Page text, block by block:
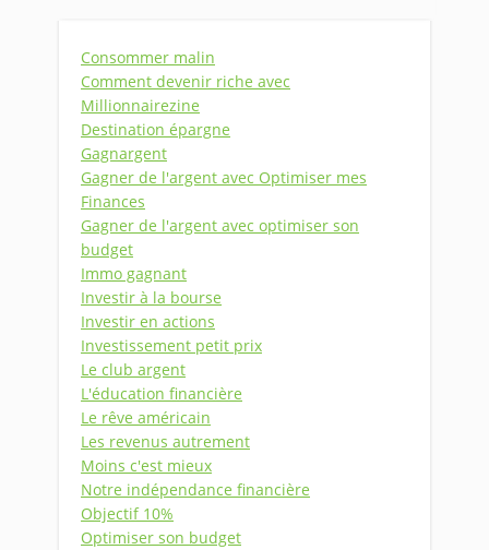
Consommer malin
Comment devenir riche avec
Millionnairezine
Destination épargne
Gagnargent
Gagner de l'argent avec Optimiser mes
Finances
Gagner de l'argent avec optimiser son
budget
Immo gagnant
Investir à la bourse
Investir en actions
Investissement petit prix
Le club argent
L'éducation financière
Le rêve américain
Les revenus autrement
Moins c'est mieux
Notre indépendance financière
Objectif 10%
Optimiser son budget